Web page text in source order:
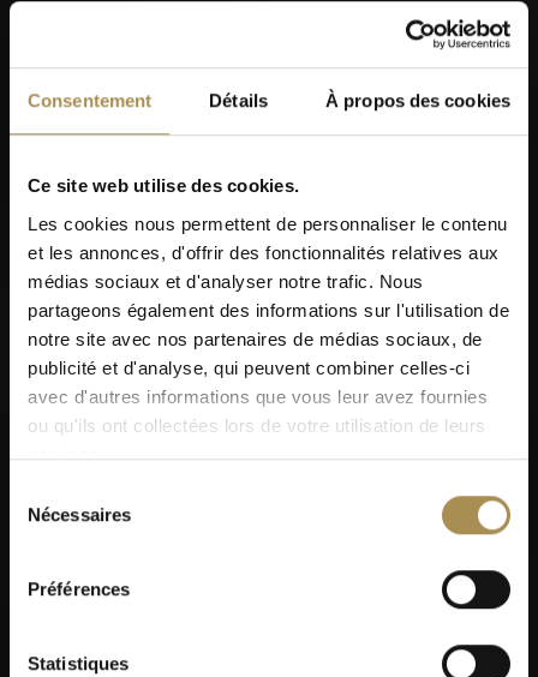
Consentement Détails À propos des cookies
Ce site web utilise des cookies.
Les cookies nous permettent de personnaliser le contenu
et les annonces, d'offrir des fonctionnalités relatives aux
médias sociaux et d'analyser notre trafic. Nous
partageons également des informations sur l'utilisation de
notre site avec nos partenaires de médias sociaux, de
publicité et d'analyse, qui peuvent combiner celles-ci
avec d'autres informations que vous leur avez fournies
ou qu'ils ont collectées lors de votre utilisation de leurs
services.
Nécessaires
Préférences
Statistiques